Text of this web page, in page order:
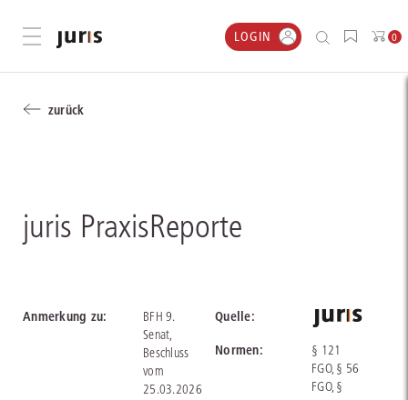
Menü öffnen LOGIN 0
zurück
juris PraxisReporte
Anmerkung zu:
BFH 9.
Senat,
Beschluss
vom
25.03.2026
Quelle:
Normen:
§ 121
FGO, § 56
FGO, §